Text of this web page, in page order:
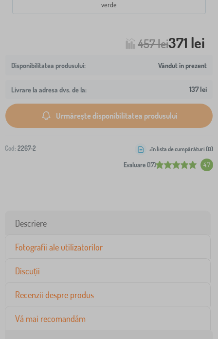
verde
457 lei371 lei
Vândut în prezent
Livrare la adresa dvs. de la: 137 lei
Urmărește disponibilitatea produsului
Cod: 2267-2
Evaluare (17) 4.7
+în lista de cumpărături (0)
Descriere
Fotografii ale utilizatorilor
Discuții
Recenzii despre produs
Vă mai recomandăm